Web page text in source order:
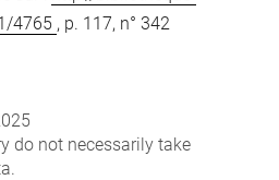
4765 , p. 117, n° 342
do not necessarily take